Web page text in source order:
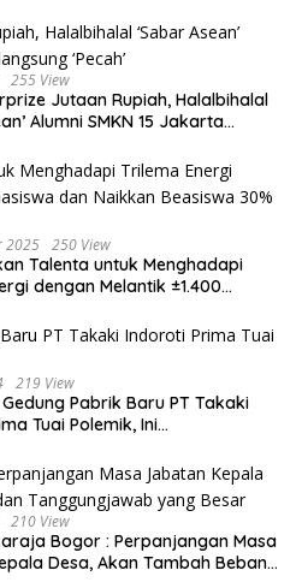
255 View
Jutaan Rupiah, Halalbihalal
Alumni SMKN 15 Jakarta
2025 250 View
Talenta untuk Menghadapi
dengan Melantik ±1.400
219 View
Pabrik Baru PT Takaki
Tuai Polemik, Ini
210 View
Bogor : Perpanjangan Masa
Desa, Akan Tambah Beban